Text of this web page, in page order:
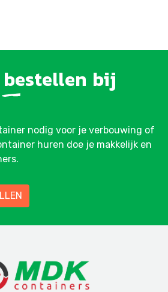
bestellen bij
nodig voor je verbouwing of
huren doe je makkelijk en